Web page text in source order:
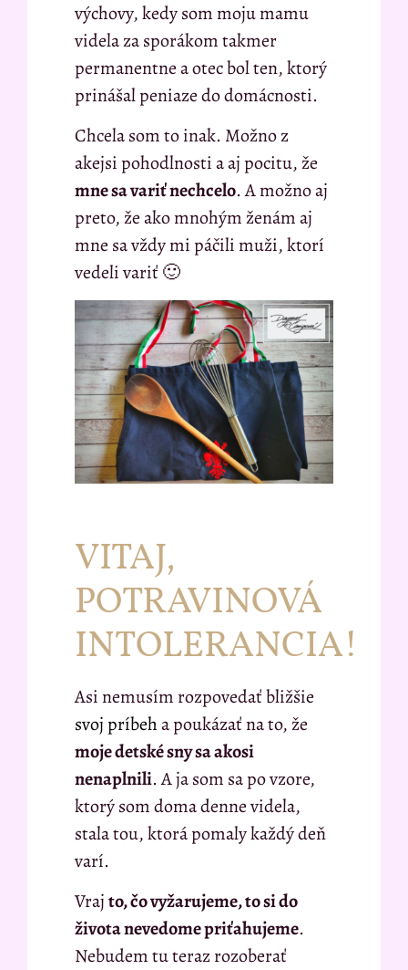
výchovy, kedy som moju mamu
videla za sporákom takmer
permanentne a otec bol ten, ktorý
prinášal peniaze do domácnosti.
Chcela som to inak. Možno z
akejsi pohodlnosti a aj pocitu, že
mne sa variť nechcelo. A možno aj
preto, že ako mnohým ženám aj
mne sa vždy mi páčili muži, ktorí
vedeli variť 🙂
VITAJ,
POTRAVINOVÁ
INTOLERANCIA!
Asi nemusím rozpovedať bližšie
svoj príbeha poukázať na to, že
moje detské sny sa akosi
nenaplnili. A ja som sa po vzore,
ktorý som doma denne videla,
stala tou, ktorá pomaly každý deň
varí.
Vrajto, čo vyžarujeme, to si do
života nevedome priťahujeme.
Nebudem tu teraz rozoberať